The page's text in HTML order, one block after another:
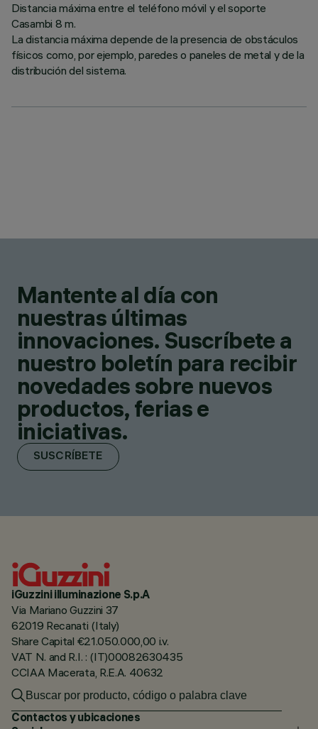
Distancia máxima entre el teléfono móvil y el soporte
Casambi 8 m.
La distancia máxima depende de la presencia de obstáculos
físicos como, por ejemplo, paredes o paneles de metal y de la
distribución del sistema.
Mantente al día con
nuestras últimas
innovaciones. Suscríbete a
nuestro boletín para recibir
novedades sobre nuevos
productos, ferias e
iniciativas.
SUSCRÍBETE
iGuzzini illuminazione S.p.A
Via Mariano Guzzini 37
62019 Recanati (Italy)
Share Capital €21.050.000,00 i.v.
VAT N. and R.I. : (IT)00082630435
CCIAA Macerata, R.E.A. 40632
Contactos y ubicaciones